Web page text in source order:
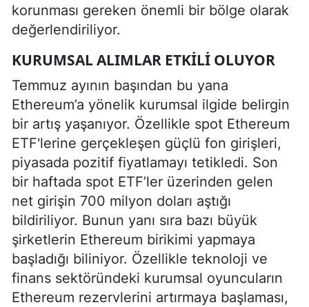
korunması gereken önemli bir bölge olarak
değerlendiriliyor.
KURUMSAL ALIMLAR ETKILI OLUYOR
Temmuz ayının başından bu yana
Ethereum’a yönelik kurumsal ilgide belirgin
bir artış yaşanıyor. Özellikle spot Ethereum
ETF'lerine gerçekleşen güçlü fon girişleri,
piyasada pozitif fiyatlamayı tetikledi. Son
bir haftada spot ETF’ler üzerinden gelen
net girişin 700 milyon doları aştığı
bildiriliyor. Bunun yanı sıra bazı büyük
şirketlerin Ethereum birikimi yapmaya
başladığı biliniyor. Özellikle teknoloji ve
finans sektöründeki kurumsal oyuncuların
Ethereum rezervlerini artırmaya başlaması,